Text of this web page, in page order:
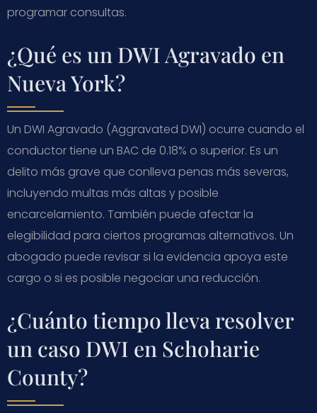
programar consultas.
¿Qué es un DWI Agravado en
Nueva York?
Un DWI Agravado (Aggravated DWI) ocurre cuando el
conductor tiene un BAC de 0.18% o superior. Es un
delito más grave que conlleva penas más severas,
incluyendo multas más altas y posible
encarcelamiento. También puede afectar la
elegibilidad para ciertos programas alternativos. Un
abogado puede revisar si la evidencia apoya este
cargo o si es posible negociar una reducción.
¿Cuánto tiempo lleva resolver
un caso DWI en Schoharie
County?